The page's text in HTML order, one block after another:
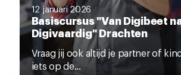
12 januari 2026
Basiscursus "Van Digibeet
Digivaardig" Drachten
Vraag jij ook altijd je partner of
iets op de...